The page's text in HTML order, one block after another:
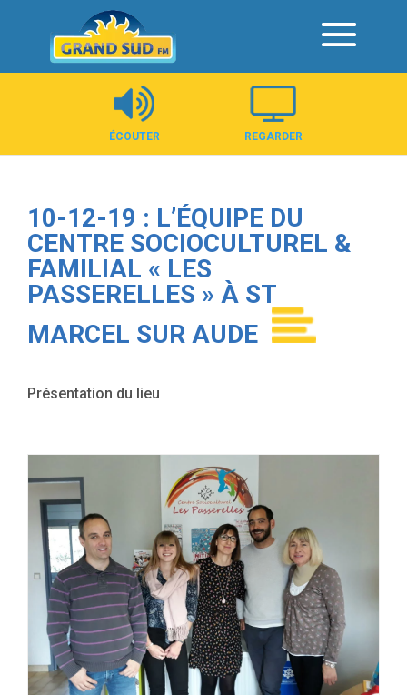
Panneau de gestion des cookies
ÉCOUTER REGARDER
10-12-19 : L’ÉQUIPE DU
CENTRE SOCIOCULTUREL &
FAMILIAL « LES
PASSERELLES » À ST
MARCEL SUR AUDE
Présentation du lieu